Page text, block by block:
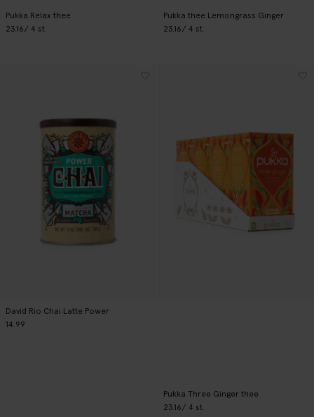
Pukka Relax thee
23.16 / 4 st.
Pukka thee Lemongrass Ginger
23.16 / 4 st.
David Rio Chai Latte Power
14.99
Pukka Three Ginger thee
23.16 / 4 st.